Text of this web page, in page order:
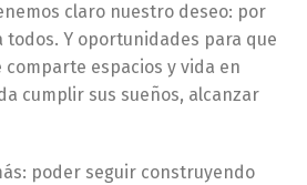
claro nuestro deseo: por
todos. Y oportunidades para que
espacios y vida en
cumplir sus sueños, alcanzar
poder seguir construyendo